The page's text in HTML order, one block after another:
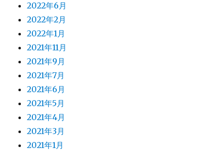
2022年6月
2022年2月
2022年1月
2021年11月
2021年9月
2021年7月
2021年6月
2021年5月
2021年4月
2021年3月
2021年1月